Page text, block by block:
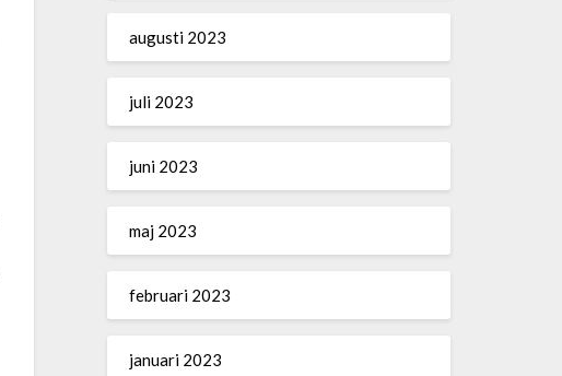
augusti 2023
juli 2023
juni 2023
maj 2023
februari 2023
januari 2023